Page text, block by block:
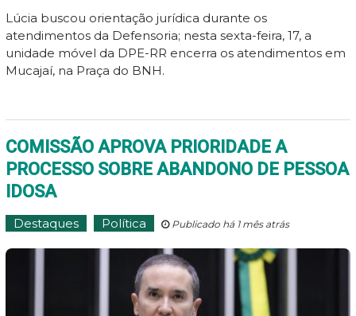
Lúcia buscou orientação jurídica durante os
atendimentos da Defensoria; nesta sexta-feira, 17, a
unidade móvel da DPE-RR encerra os atendimentos em
Mucajaí, na Praça do BNH.
COMISSÃO APROVA PRIORIDADE A
PROCESSO SOBRE ABANDONO DE PESSOA
IDOSA
Destaques Política Publicado há 1 mês atrás